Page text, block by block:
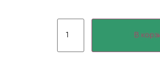
В